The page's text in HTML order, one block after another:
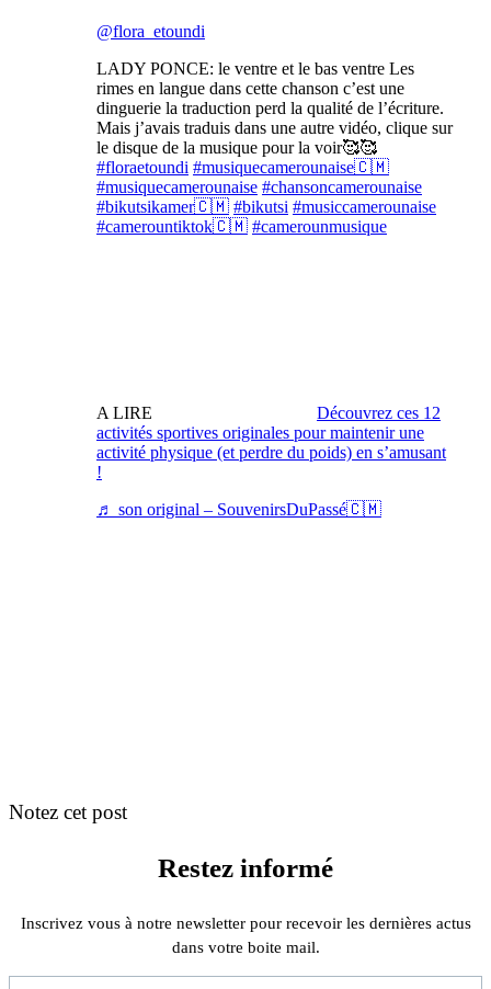
@flora_etoundi
LADY PONCE: le ventre et le bas ventre Les
rimes en langue dans cette chanson c’est une
dinguerie la traduction perd la qualité de l’écriture.
Mais j’avais traduis dans une autre vidéo, clique sur
le disque de la musique pour la voir🥰🥰
#floraetoundi #musiquecamerounaise🇨🇲
#musiquecamerounaise #chansoncamerounaise
#bikutsikamer🇨🇲 #bikutsi #musiccamerounaise
#camerountiktok🇨🇲 #camerounmusique
A LIRE
Découvrez ces 12
activités sportives originales pour maintenir une
activité physique (et perdre du poids) en sʼamusant
!
♬ son original – SouvenirsDuPassé🇨🇲
Notez cet post
Restez informé
Inscrivez vous à notre newsletter pour recevoir les dernières actus
dans votre boite mail.